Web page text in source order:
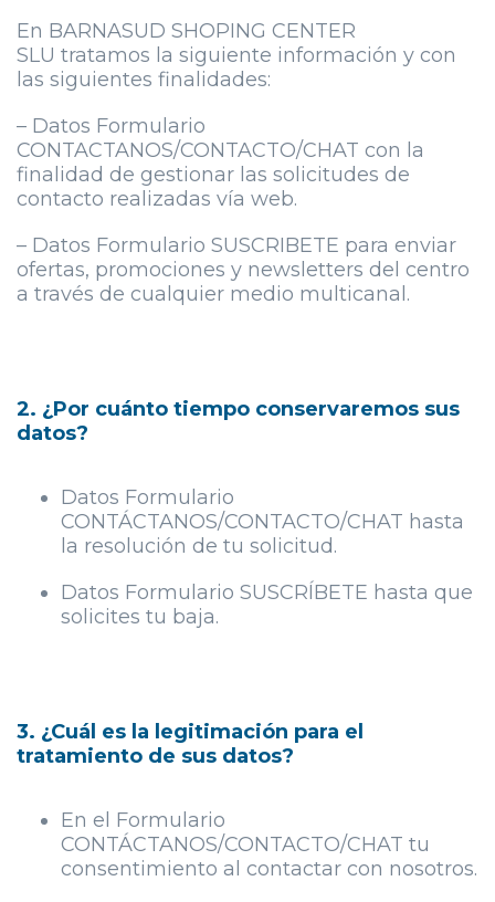
En BARNASUD SHOPING CENTER
SLU tratamos la siguiente información y con
las siguientes finalidades:
– Datos Formulario
CONTACTANOS/CONTACTO/CHAT con la
finalidad de gestionar las solicitudes de
contacto realizadas vía web.
– Datos Formulario SUSCRIBETE para enviar
ofertas, promociones y newsletters del centro
a través de cualquier medio multicanal.
2. ¿Por cuánto tiempo conservaremos sus
datos?
Datos Formulario
CONTÁCTANOS/CONTACTO/CHAT hasta
la resolución de tu solicitud.
Datos Formulario SUSCRÍBETE hasta que
solicites tu baja.
3. ¿Cuál es la legitimación para el
tratamiento de sus datos?
En el Formulario
CONTÁCTANOS/CONTACTO/CHAT tu
consentimiento al contactar con nosotros.